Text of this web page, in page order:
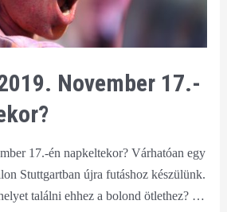
November 17.-
17.-én napkeltekor? Várhatóan egy
Stuttgartban újra futáshoz készülünk.
találni ehhez a bolond ötlethez? …